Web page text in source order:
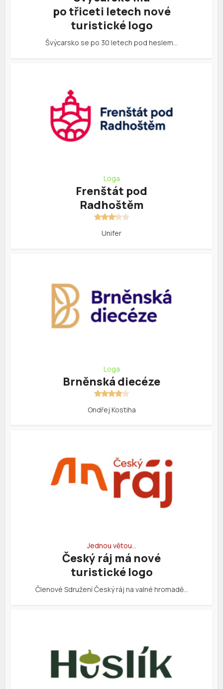
po třiceti letech nové
turistické logo
Švýcarsko se po 30 letech pod heslem…
Loga
Frenštát pod
Radhoštěm
Unifer
Loga
Brněnská diecéze
Ondřej Kostiha
Jednou větou…
Český ráj má nové
turistické logo
Členové Sdružení Český ráj na valné hromadě…